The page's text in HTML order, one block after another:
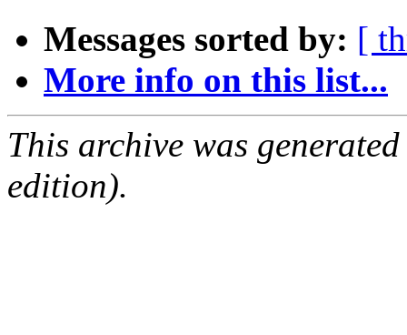
Messages sorted by: [
More info on this list...
This archive was
edition).